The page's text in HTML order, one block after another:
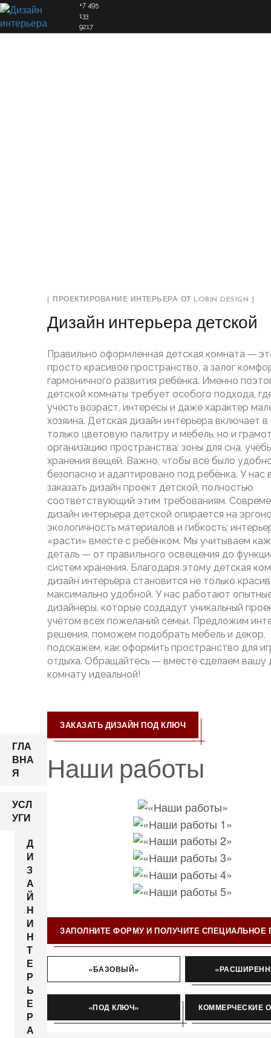
+7 495
133
9217
ГЛА
ВНА
Я
УСЛ
УГИ
Д
И
З
А
Й
Н
И
Н
Т
Е
Р
Ь
Е
Р
А
[ ПРОЕКТИРОВАНИЕ ИНТЕРЬЕРА ОТ LOBIN DESIGN ]
Дизайн интерьера детской
Правильно оформленная детская комната —
просто красивое пространство, а залог
гармоничного развития ребёнка. Именно
детской комнаты требует особого подхода,
учесть возраст, интересы и даже характер
хозяина. Детская дизайн интерьера включает в
только цветовую палитру и мебель, но и
организацию пространства: зоны для сна,
хранения вещей. Важно, чтобы всё было
безопасно и адаптировано под ребёнка. У нас
заказать дизайн проект детской, полностью
соответствующий этим требованиям.
дизайн интерьера детской опирается на
экологичность материалов и гибкость:
«расти» вместе с ребёнком. Мы учитываем
деталь — от правильного освещения до
систем хранения. Благодаря этому детская
дизайн интерьера становится не только
максимально удобной. У нас работают
дизайнеры, которые создадут уникальный
учётом всех пожеланий семьи. Предложим
решения, поможем подобрать мебель и декор,
подскажем, как оформить пространство для
отдыха. Обращайтесь — вместе сделаем вашу
комнату идеальной!
ЗАКАЗАТЬ ДИЗАЙН ПОД КЛЮЧ
Наши работы
ЗАПОЛНИТЕ ФОРМУ И ПОЛУЧИТЕ
«БАЗОВЫЙ»
«ПОД КЛЮЧ» КОММЕРЧЕСКИЕ